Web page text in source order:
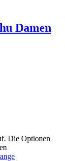
Damen
Die Optionen